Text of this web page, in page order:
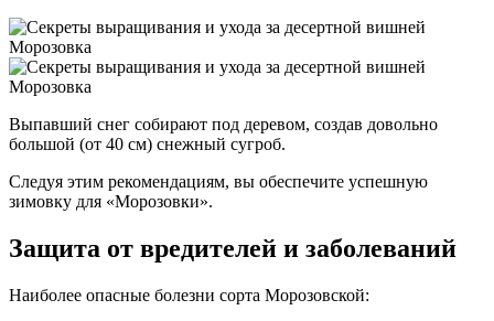
Выпавший снег собирают под деревом, создав довольно
большой (от 40 см) снежный сугроб.
Следуя этим рекомендациям, вы обеспечите успешную
зимовку для «Морозовки».
Защита от вредителей и заболеваний
Наиболее опасные болезни сорта Морозовской: